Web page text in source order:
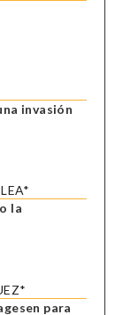
invasión
la
para